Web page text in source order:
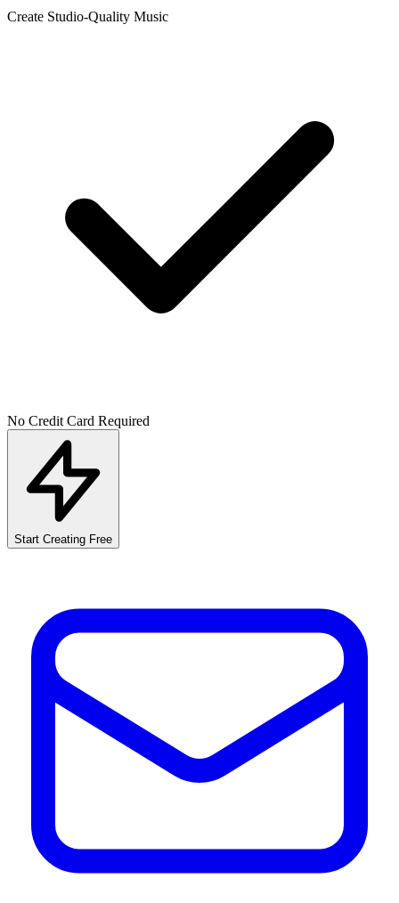
Create Studio-Quality Music
No Credit Card Required
Start Creating Free